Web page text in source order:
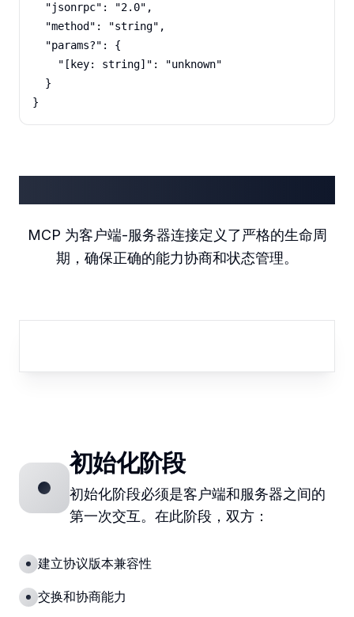
  "jsonrpc": "2.0",
  "method": "string",
  "params?": {
    "[key: string]": "unknown"
  }
}
MCP 为客户端-服务器连接定义了严格的生命周
期，确保正确的能力协商和状态管理。
初始化阶段
初始化阶段必须是客户端和服务器之间的
第一次交互。在此阶段，双方：
建立协议版本兼容性
交换和协商能力